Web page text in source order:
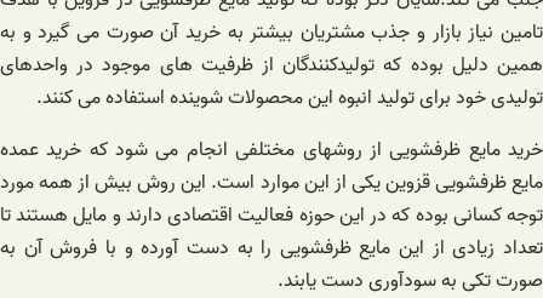
تامین نیاز بازار و جذب مشتریان بیشتر به خرید آن صورت می گیرد و به
همین دلیل بوده که تولیدکنندگان از ظرفیت های موجود در واحدهای
تولیدی خود برای تولید انبوه این محصولات شوینده استفاده می کنند.
خرید مایع ظرفشویی از روشهای مختلفی انجام می شود که خرید عمده
مایع ظرفشویی قزوین یکی از این موارد است. این روش بیش از همه مورد
توجه کسانی بوده که در این حوزه فعالیت اقتصادی دارند و مایل هستند تا
تعداد زیادی از این مایع ظرفشویی را به دست آورده و با فروش آن به
صورت تکی به سودآوری دست یابند.